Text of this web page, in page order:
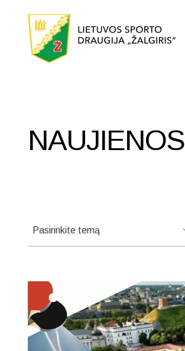
NAUJIENOS
Pasirinkite temą